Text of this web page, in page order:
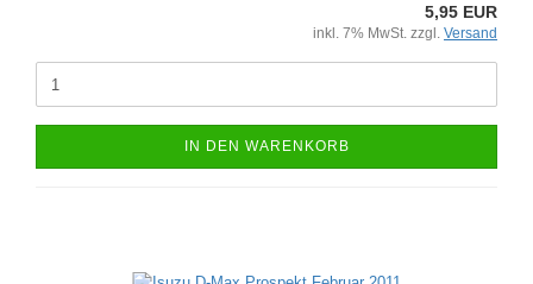
5,95 EUR
inkl. 7% MwSt. zzgl. Versand
IN DEN WARENKORB